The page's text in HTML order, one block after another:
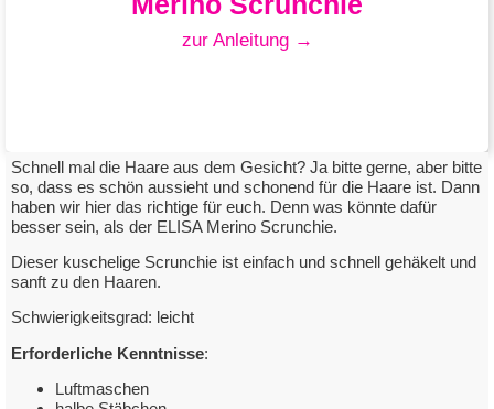
zur Anleitung →
Merino Scrunchie
Schnell mal die Haare aus dem Gesicht? Ja bitte gerne, aber bitte
so, dass es schön aussieht und schonend für die Haare ist. Dann
haben wir hier das richtige für euch. Denn was könnte dafür
besser sein, als der ELISA Merino Scrunchie.
Dieser kuschelige Scrunchie ist einfach und schnell gehäkelt und
sanft zu den Haaren.
Schwierigkeitsgrad: leicht
Erforderliche Kenntnisse:
Luftmaschen